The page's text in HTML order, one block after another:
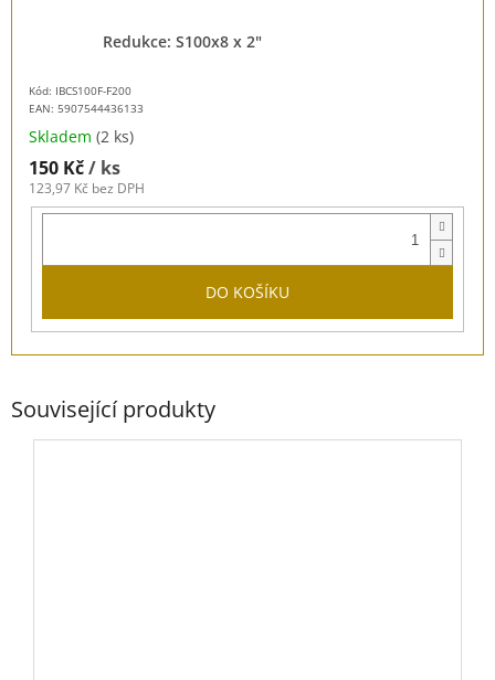
Kód: IBCS100F-F200
EAN: 5907544436133
Redukce: S100x8 x 2"
Skladem (2 ks)
150 Kč/ ks
123,97 Kč bez DPH
DO KOŠÍKU
Související produkty